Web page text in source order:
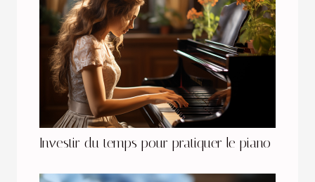
Investir du temps pour pratiquer le piano